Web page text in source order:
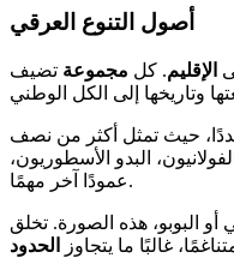
أصول التنوع العرقي
الإقليم. كل مجموعة تضيف
عددًا، حيث تمثل أكثر من نصف
البدو الأسطوريون،
عمودًا آخر مهمًا.
البوبو، هذه الصورة. تخلق
غالبًا ما يتجاوز
الحدود